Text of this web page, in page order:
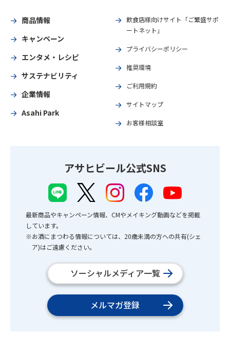
商品情報
キャンペーン
エンタメ・レシピ
サステナビリティ
企業情報
Asahi Park
飲食店様向けサイト「ご繁盛サポ
ートネット」
プライバシーポリシー
推奨環境
ご利用規約
サイトマップ
お客様相談室
アサヒビール公式SNS
最新商品やキャンペーン情報、CMやメイキング動画などを掲載
しています。
※お酒にまつわる情報については、20歳未満の方への共有(シェ
ア)はご遠慮ください。
ソーシャルメディア一覧
メルマガ登録